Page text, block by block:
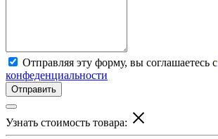
Отправляя эту форму, вы соглашаетесь с
конфеденциальности
Отправить
Узнать стоимость товара: